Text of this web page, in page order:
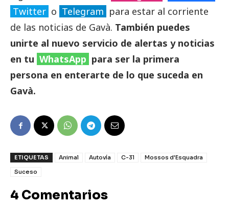
Twitter o Telegram para estar al corriente
de las noticias de Gavà. También puedes
unirte al nuevo servicio de alertas y noticias
en tu WhatsApp para ser la primera
persona en enterarte de lo que suceda en
Gavà.
ETIQUETAS Animal Autovía C-31
Mossos d'Esquadra
Suceso
4 Comentarios